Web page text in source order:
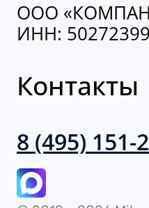
ООО
ИНН:
Контакты
8 (495) 151-